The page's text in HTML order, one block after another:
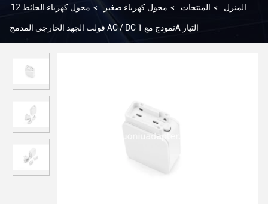
المنزل > المنتجات > محول كهرباء صغير > محول كهرباء الحائط 12
فولت الجهد الخارجي المدمج AC / DC نموذج مع 1A التيار